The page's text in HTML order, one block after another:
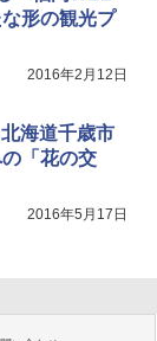
形の観光プ
2016年2月12日
海道千歳市
「花の交
2016年5月17日